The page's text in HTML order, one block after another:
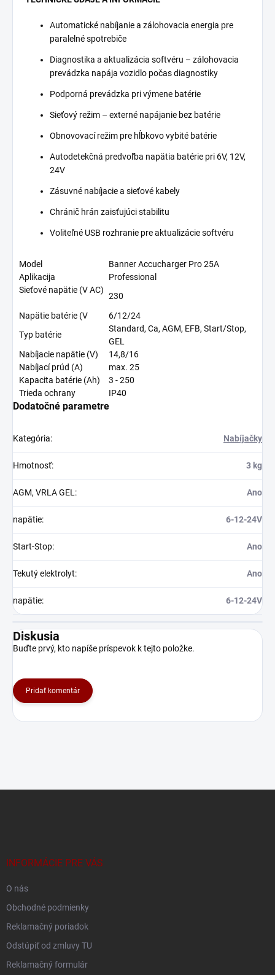
Automatické nabíjanie a zálohovacia energia pre
paralelné spotrebiče
Diagnostika a aktualizácia softvéru – zálohovacia
prevádzka napája vozidlo počas diagnostiky
Podporná prevádzka pri výmene batérie
Sieťový režim – externé napájanie bez batérie
Obnovovací režim pre hĺbkovo vybité batérie
Autodetekčná predvoľba napätia batérie pri 6V, 12V,
24V
Zásuvné nabíjacie a sieťové kabely
Chránič hrán zaisťujúci stabilitu
Voliteľné USB rozhranie pre aktualizácie softvéru
Model
Banner Accucharger Pro 25A
Aplikacija
Professional
Sieťové napätie (V AC)
230
Napätie batérie (V
6/12/24
Typ batérie
Standard, Ca, AGM, EFB, Start/Stop,
GEL
Nabíjacie napätie (V)
14,8/16
Nabíjací prúd (A)
max. 25
Kapacita batérie (Ah)
3 - 250
Trieda ochrany
IP40
Dodatočné parametre
Kategória: Nabíjačky
Hmotnosť: 3 kg
AGM, VRLA GEL : Ano
napätie: 6-12-24V
Start-Stop: Ano
Tekutý elektrolyt: Ano
napätie: 6-12-24V
Diskusia
Buďte prvý, kto napíše príspevok k tejto položke.
Pridať komentár
INFORMÁCIE PRE VÁS
O nás
Obchodné podmienky
Reklamačný poriadok
Odstúpiť od zmluvy TU
Reklamačný formulár